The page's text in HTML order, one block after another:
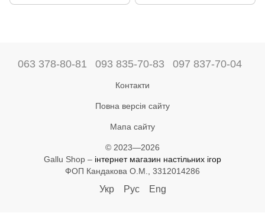
063 378-80-81 093 835-70-83 097 837-70-04
Контакти
Повна версія сайту
Мапа сайту
© 2023—2026
Gallu Shop – інтернет магазин настільних ігор
ФОП Кандакова О.М., 3312014286
Укр Рус Eng